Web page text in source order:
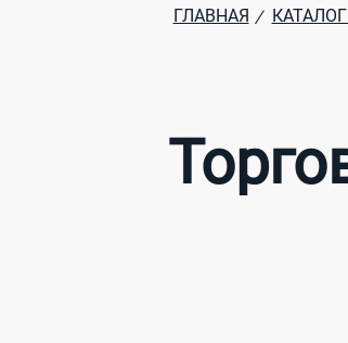
ГЛАВНАЯ /